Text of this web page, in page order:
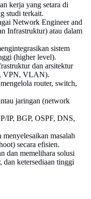
kerja yang setara di
studi terkait.
Network Engineer and
Infrastruktur) atau dalam
sistem
(higher level).
dan arsitektur
VPN, VLAN).
router, switch,
jaringan (network
IP, BGP, OSPF, DNS,
masalah
secara efisien.
dan memelihara solusi
dan ketersediaan tinggi